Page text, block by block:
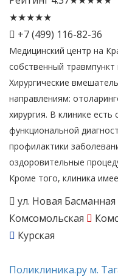
★★★★★
+7 (499) 116-82-36
Медицинский центр на
собственный
Хирургические
направлениям:
хирургия. В клинике
функциональной
профилактики
оздоровительные
Кроме того, клиника
ул. Новая Басманная
Комсомольская
Курская
Поликлиника.ру м.